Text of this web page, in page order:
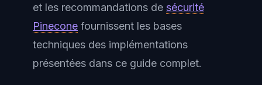
et les recommandations de sécurité
Pinecone fournissent les bases
techniques des implémentations
présentées dans ce guide complet.